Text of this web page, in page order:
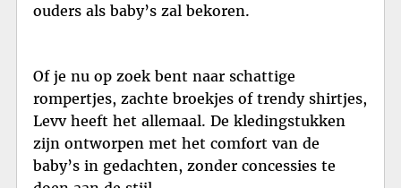
ouders als baby’s zal bekoren.
Of je nu op zoek bent naar schattige
rompertjes, zachte broekjes of trendy shirtjes,
Levv heeft het allemaal. De kledingstukken
zijn ontworpen met het comfort van de
baby’s in gedachten, zonder concessies te